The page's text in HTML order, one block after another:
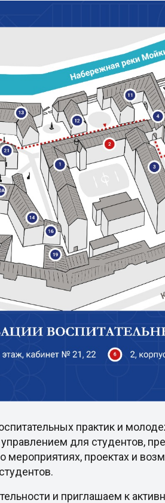
практик и
для студентов,
мероприятиях, проектах и
и приглашаем к